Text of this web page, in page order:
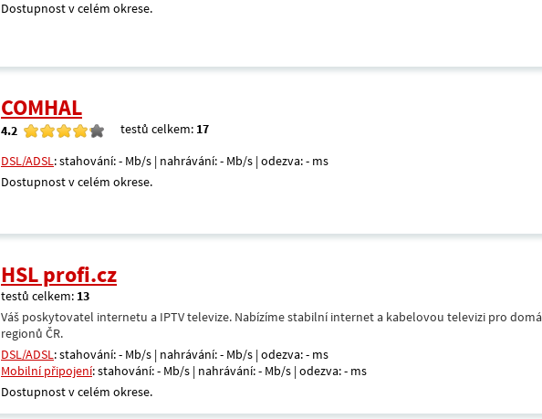
Dostupnost v celém okrese.
COMHAL
4.2 testů celkem: 17
DSL/ADSL: stahování: - Mb/s | nahrávání: - Mb/s | odezva: - ms
Dostupnost v celém okrese.
HSL profi.cz
testů celkem: 13
Váš poskytovatel internetu a IPTV televize. Nabízíme stabilní internet a kabelovou televizi pro
regionů ČR.
DSL/ADSL: stahování: - Mb/s | nahrávání: - Mb/s | odezva: - ms
Mobilní připojení: stahování: - Mb/s | nahrávání: - Mb/s | odezva: - ms
Dostupnost v celém okrese.